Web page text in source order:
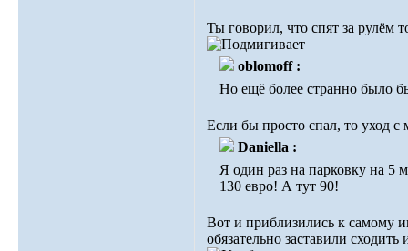
Ты говорил, что спят за рулём
oblomoff :
Но ещё более странно было
Если бы просто спал, то уход
Daniella :
Я один раз на парковку на 5
130 евро! А тут 90!
Вот и приблизились к самому
обязательно заставили